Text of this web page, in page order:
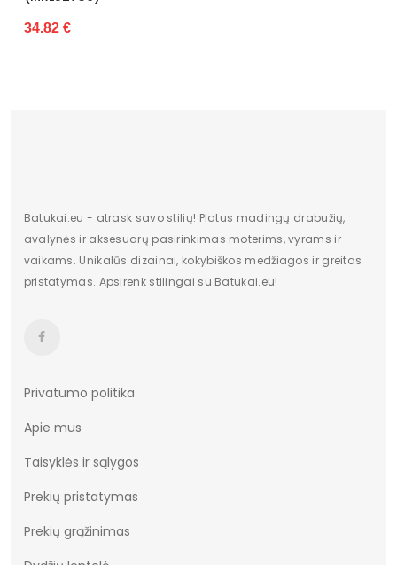
Batukai.eu - atrask savo stilių! Platus madingų drabužių,
avalynės ir aksesuarų pasirinkimas moterims, vyrams ir
vaikams. Unikalūs dizainai, kokybiškos medžiagos ir greitas
pristatymas. Apsirenk stilingai su Batukai.eu!
Privatumo politika
Apie mus
Taisyklės ir sąlygos
Prekių pristatymas
Prekių grąžinimas